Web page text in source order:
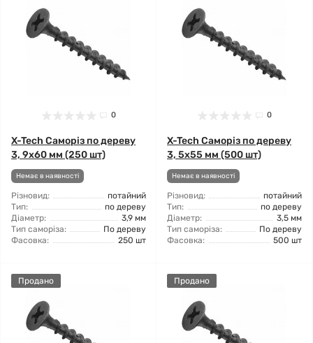
0
X-Tech Саморіз по дереву
3, 9x60 мм (250 шт)
Немає в наявності
Різновид:
потайний
Тип:
по дереву
Діаметр:
3,9 мм
Тип саморіза:
По дереву
Фасовка:
250 шт
0
X-Tech Саморіз по дереву
3, 5x55 мм (500 шт)
Немає в наявності
Різновид:
потайний
Тип:
по дереву
Діаметр:
3,5 мм
Тип саморіза:
По дереву
Фасовка:
500 шт
Продано Продано